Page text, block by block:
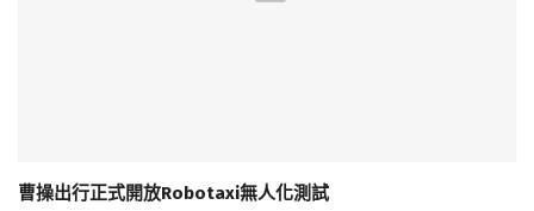
曹操出行正式開放Robotaxi無人化測試